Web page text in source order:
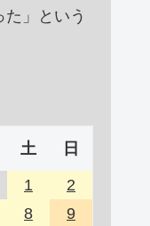
」という
土 日
1
2
8
9